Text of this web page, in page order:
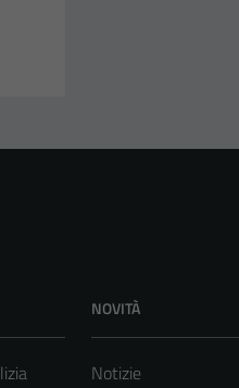
NOVITÀ
Notizie